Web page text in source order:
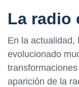
La radio
En la actualidad,
evolucionado
aparición de la